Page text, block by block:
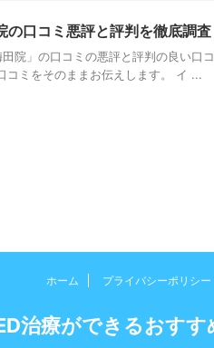
の口コミ悪評と評判を徹底調査
院」の口コミの悪評と評判の良い口
コミをそのままお伝えします。 イ ...
ホーム プライバシーポリシー
治療ができるおす